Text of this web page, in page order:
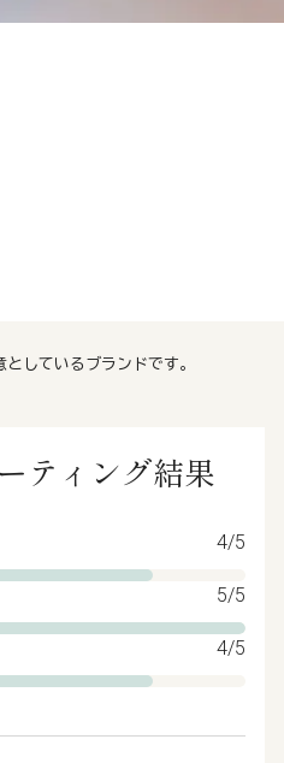
しているブランドです。
ティング結果
4/5
5/5
4/5